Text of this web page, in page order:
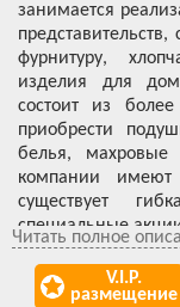
занимается
фурнитуру,
изделия для
состоит из
приобрести
белья, махровые
компании имеют
существует
специальные
но и внимательное
Читать полное
V.I.P.
размещение